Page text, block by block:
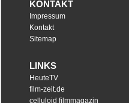
KONTAKT
Impressum
Kontakt
Sitemap
LINKS
HeuteTV
film-zeit.de
celluloid filmmagazin